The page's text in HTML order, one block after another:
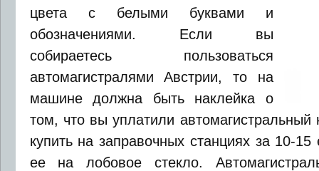
цвета с белыми буквами и
обозначениями. Если вы
собираетесь пользоваться
автомагистралями Австрии, то на
машине должна быть наклейка о
том, что вы уплатили автомагистральный
купить на заправочных станциях за 10-
ее на лобовое стекло.